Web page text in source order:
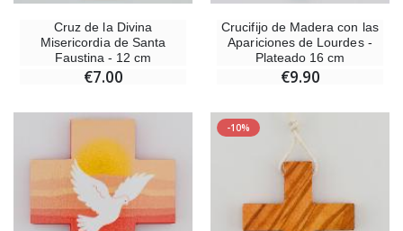
Cruz de la Divina
Misericordia de Santa
Faustina - 12 cm
€7.00
Crucifijo de Madera con las
Apariciones de Lourdes -
Plateado 16 cm
€9.90
-10%